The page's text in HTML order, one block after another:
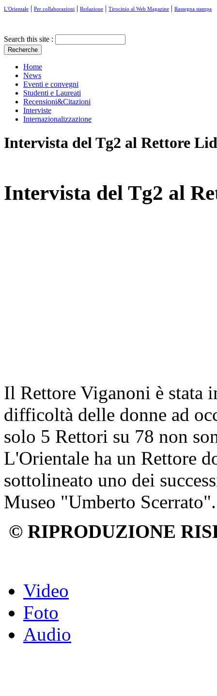
L'Orientale | Per collaborazioni | Redazione | Tirocinio al Web Magazine | Rassegna stampa
Search this site :
Home
News
Eventi e convegni
Studenti e Laureati
Recensioni&Citazioni
Interviste
Internazionalizzazione
Intervista del Tg2 al Rettore
Intervista del Tg2 al
Il Rettore Viganoni è stata
difficoltà delle donne ad
solo 5 Rettori su 78 non
L'Orientale ha un Rettore
sottolineato uno dei
Museo "Umberto Scerrato".
© RIPRODUZIONE
Video
Foto
Audio